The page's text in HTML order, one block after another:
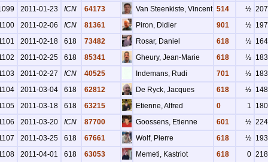
2011-01-23 ICN 64173 Van Steenkiste, Vincent 514 ½
2011-02-06 ICN 81361 Piron, Didier 901 ½
2011-02-18 618 73482 Rosar, Daniel 618 ½
2011-02-25 618 85341 Gheury, Jean-Marie 618 ½
2011-02-27 ICN 40525 Indemans, Rudi 701 ½
2011-03-04 618 62812 De Ryck, Jacques 618 ½
2011-03-18 618 63215 Etienne, Alfred 0 1
2011-03-20 ICN 87700 Goossens, Etienne 601 ½
2011-03-25 618 67661 Wolf, Pierre 618 ½
2011-04-01 618 63053 Memeti, Kastriot 618 0